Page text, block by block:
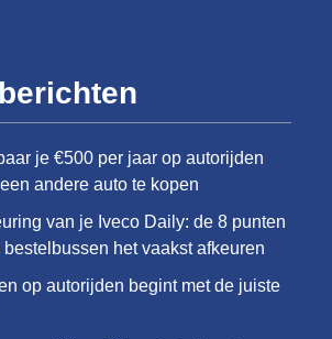
je €500 per jaar op autorijden
andere auto te kopen
van je Iveco Daily: de 8 punten
het vaakst afkeuren
op autorijden begint met de juiste